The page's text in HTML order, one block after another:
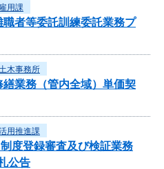
用課
職者等委託訓練委託業務プ
木事務所
業務（管内全域）単価契
用推進課
度登録審査及び検証業務
公告